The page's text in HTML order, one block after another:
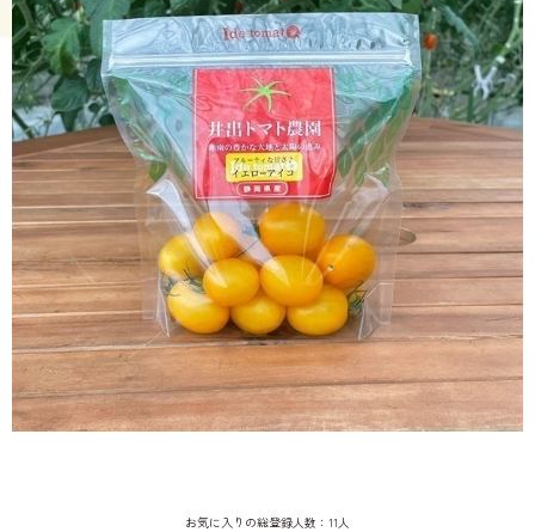
お気に入りの総登録人数：11人